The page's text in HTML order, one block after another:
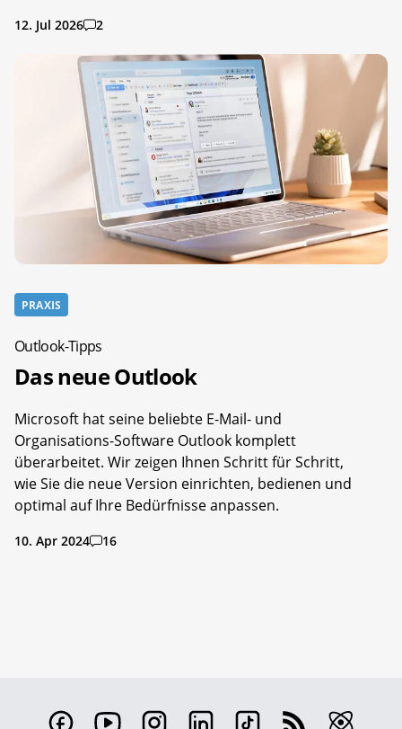
12. Jul 2026 2
PRAXIS
Outlook-Tipps
Das neue Outlook
Microsoft hat seine beliebte E-Mail- und
Organisations-Software Outlook komplett
überarbeitet. Wir zeigen Ihnen Schritt für Schritt,
wie Sie die neue Version einrichten, bedienen und
optimal auf Ihre Bedürfnisse anpassen.
10. Apr 2024 16